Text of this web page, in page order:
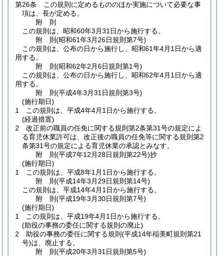
第26条
この規則に定めるもののほか実施について必要な事
項は、長が定める。
附 則
この規則は、昭和60年3月31日から施行する。
附 則(昭和61年3月26日規則第7号)
この規則は、公布の日から施行し、昭和61年4月1日から適
用する。
附 則(昭和62年2月6日規則第1号)
この規則は、公布の日から施行し、昭和62年4月1日から適
用する。
附 則(平成4年3月31日規則第3号)
(施行期日)
1
この規則は、平成4年4月1日から施行する。
(経過措置)
2
改正前の職員の任免に関する規則第2条第31号の規定によ
る育児休業許可は、改正後の職員の任免等に関する規則第2
条第31号の規定による育児休業の承認とみなす。
附 則(平成7年12月28日規則第22号)抄
(施行期日)
1
この規則は、平成8年1月1日から施行する。
附 則(平成14年3月29日規則第14号)
この規則は、平成14年4月1日から施行する。
附 則(平成19年3月30日規則第7号)
(施行期日)
1
この規則は、平成19年4月1日から施行する。
(助役の事務の委任に関する規則の廃止)
2
助役の事務の委任に関する規則 (平成14年稲美町規則第21
号)は、廃止する。
附 則(平成20年3月31日規則第5号)